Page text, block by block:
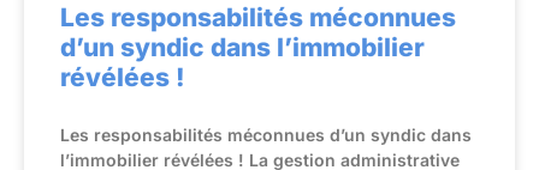
Les responsabilités méconnues
d’un syndic dans l’immobilier
révélées !
Les responsabilités méconnues d’un syndic dans
l’immobilier révélées ! La gestion administrative